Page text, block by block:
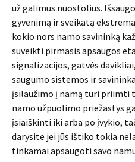
už galimus nuostolius.
gyvenimą ir sveikatą
kokio nors namo savininką
suveikti pirmasis apsaugos
signalizacijos, gatvės
saugumo sistemos ir
įsilaužimo į namą turi priimti
namo užpuolimo priežastys
įsiaiškinti iki arba po įvykio,
darysite jei jūs ištiko tokia
tinkamai apsaugoti savo